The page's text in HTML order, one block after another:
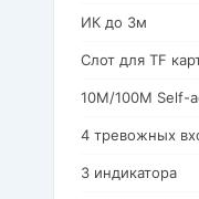
ИК до 3м
Слот для TF
10M/100M Self-
4 тревожных
3 индикатора